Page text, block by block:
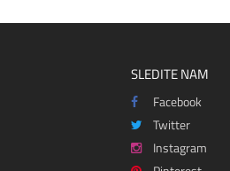
SLEDITE NAM
Facebook
Twitter
Instagram